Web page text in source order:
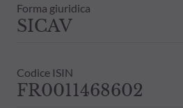
Forma giuridica
SICAV
Codice ISIN
FR0011468602